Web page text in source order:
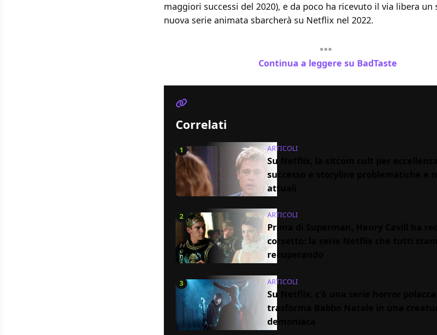
maggiori successi del 2020), e da poco ha ricevuto il via libera un
nuova serie animata sbarcherà su Netflix nel 2022.
Continua a leggere su BadTaste
Correlati
1 ARTICOLI
Su Netflix, la sitcom cult per
successo e storyline problematiche e
attuali
2 ARTICOLI
Prima di Superman, Henry Cavill ha
corsetto: la serie Netflix che tutti
recuperando
3 ARTICOLI
Su Netflix, c'è una serie horror
trasforma Babbo Natale in una
demoniaca